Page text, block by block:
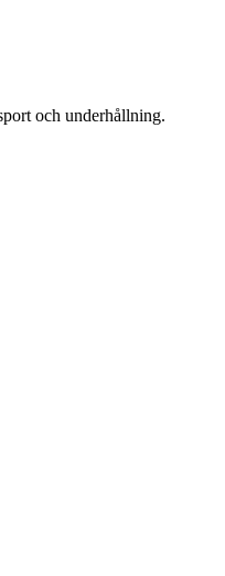
och underhållning.